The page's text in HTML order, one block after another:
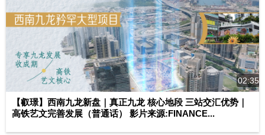
02:35
【叡璟】西南九龙新盘｜真正九龙 核心地段 三站交汇优势｜
高铁艺文完善发展（普通话） 影片来源:FINANCE...